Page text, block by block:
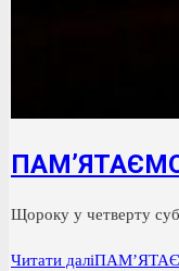
Щороку у четверту
Читати далі